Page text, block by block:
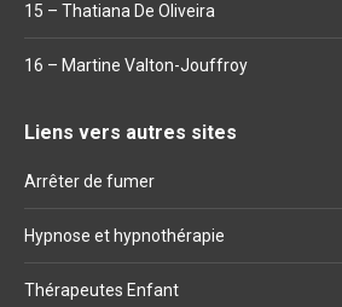
15 – Thatiana De Oliveira
16 – Martine Valton-Jouffroy
Liens vers autres sites
Arrêter de fumer
Hypnose et hypnothérapie
Thérapeutes Enfant